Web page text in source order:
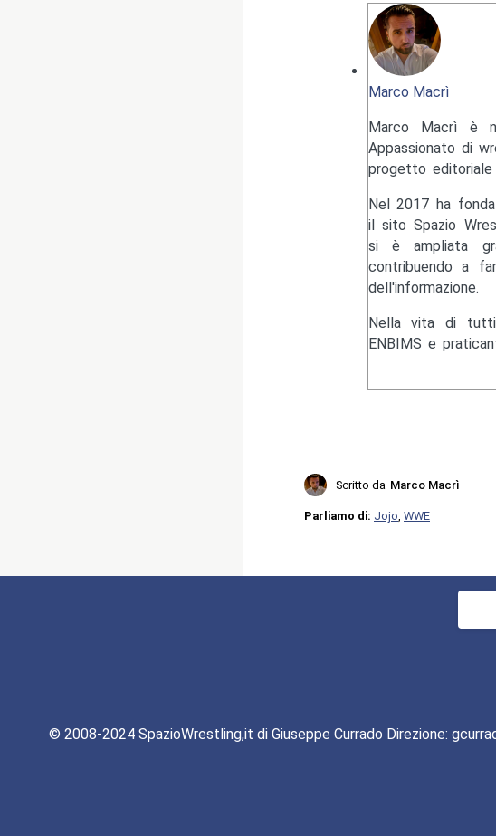
Marco Macrì
Marco Macrì è
Appassionato di
progetto
Nel 2017 ha
il sito Spazio
si è ampliata
contribuendo a
dell'informazione.
Nella vita di tutti
ENBIMS e
Scritto da Marco Macrì
Parliamo di: Jojo WWE
Ricerca
© 2008-2024 SpazioWrestling,it di Giuseppe Currado Direzione: